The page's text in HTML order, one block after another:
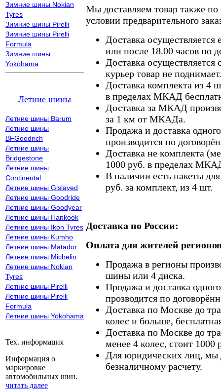
Зимние шины Nokian
Tyres
Зимние шины Pirelli
Зимние шины Pirelli
Formula
Зимние шины
Yokohama
Летние шины
Летние шины Barum
Летние шины
BFGoodrich
Летние шины
Bridgestone
Летние шины
Continental
Летние шины Gislaved
Летние шины Goodride
Летние шины Goodyear
Летние шины Hankook
Летние шины Ikon Tyres
Летние шины Kumho
Летние шины Matador
Летние шины Michelin
Летние шины Nokian
Tyres
Летние шины Pirelli
Летние шины Pirelli
Formula
Летние шины Yokohama
Тех. информация
Информация о
маркировке
автомобильных шин.
читать далее
Мы доставляем товар также
условии предварительного
Доставка осуществляется
или после 18.00 часов по
Доставка осуществляется
курьер товар не поднимает.
Доставка комплекта из 4
в пределах МКАД
Доставка за МКАД
за 1 км от МКАДа.
Продажа и доставка
производится по
Доставка не комплекта
1000 руб. в пределах
В наличии есть пакеты
руб. за комплект, из 4 шт.
Доставка по России:
Оплата для жителей
Продажа в регионы
шины или 4 диска.
Продажа и доставка
прозводится по
Доставка по Москве до
колес и больше,
Доставка по Москве до
менее 4 колес, стоит 1000
Для юридических лиц, мы
безналичному расчету.